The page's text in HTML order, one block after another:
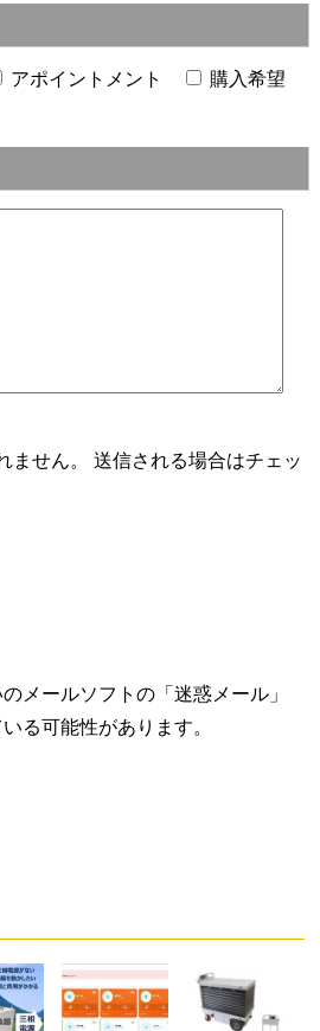
アポイントメント
購入希望
ません。 送信される場合はチェッ
メールソフトの「迷惑メール」
る可能性があります。